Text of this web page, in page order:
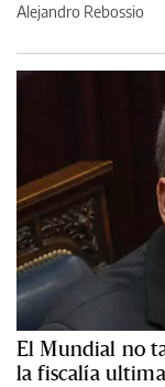
Alejandro Rebossio
El Mundial no
la fiscalía